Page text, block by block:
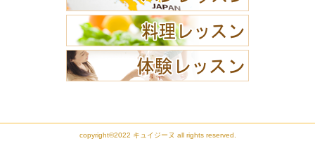
copyright©2022 キュイジーヌ all rights reserved.